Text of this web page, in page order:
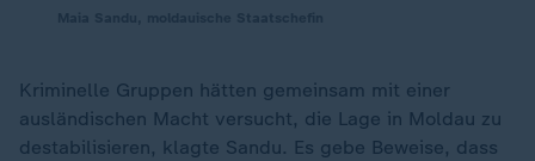
Kriminelle Gruppen hätten gemeinsam mit einer
ausländischen Macht versucht, die Lage in Moldau zu
destabilisieren, klagte Sandu. Es gebe Beweise, dass